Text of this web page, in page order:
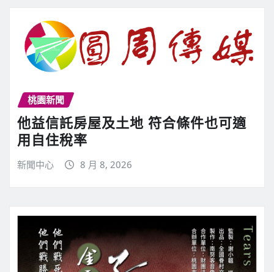
桃園新聞
他益信託房屋及土地 符合條件也可適
用自住稅率
新聞中心 8 月 8, 2026